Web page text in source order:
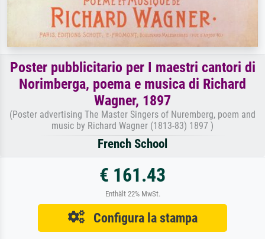
Poster pubblicitario per I maestri cantori di
Norimberga, poema e musica di Richard
Wagner, 1897
(Poster advertising The Master Singers of Nuremberg, poem and
music by Richard Wagner (1813-83) 1897 )
French School
€ 161.43
Enthält 22% MwSt.
Configura la stampa